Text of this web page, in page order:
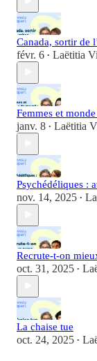
Canada, sortir de
févr. 6 • Laëtitia
Femmes et
janv. 8 • Laëtitia
Psychédéliques :
nov. 14, 2025 •
Recrute-t-on
oct. 31, 2025 •
La chaise tue
oct. 24, 2025 •